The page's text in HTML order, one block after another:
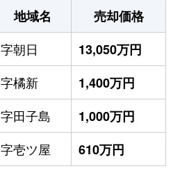
地域名
売却価格
字朝日
13,050万円
字橘新
1,400万円
字田子島
1,000万円
字壱ツ屋 610万円